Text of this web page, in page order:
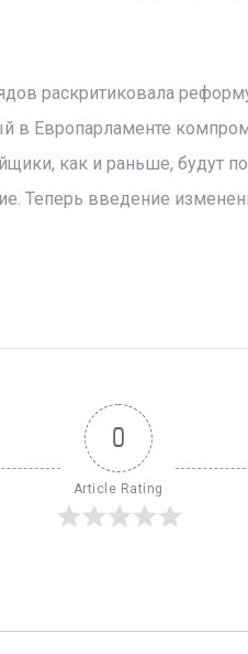
раскритиковала
в Европарламенте
как и раньше, будут
Теперь введение
0
Article Rating